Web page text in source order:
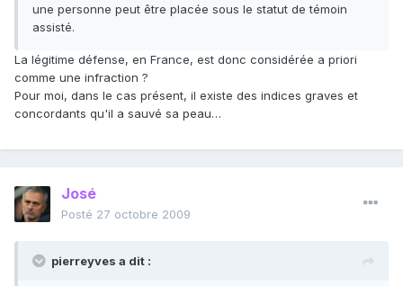
une personne peut être placée sous le statut de témoin
assisté.
La légitime défense, en France, est donc considérée a priori
comme une infraction ?
Pour moi, dans le cas présent, il existe des indices graves et
concordants qu'il a sauvé sa peau…
José
Posté 27 octobre 2009
pierreyves a dit :